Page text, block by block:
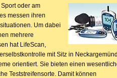
oder am
messen ihren
Um dabei
mehrere
hat LifeScan,
mit Sitz in
orientiert. Sie bieten einen
Teststreifensorte. Damit können